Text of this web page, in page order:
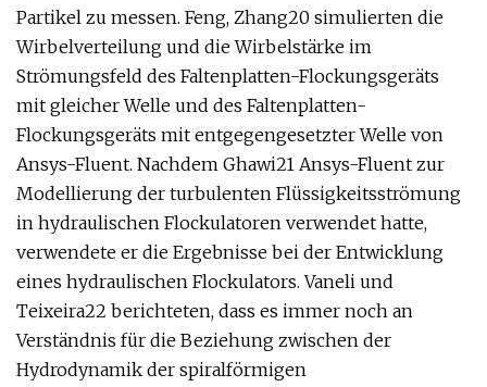
Partikel zu messen. Feng, Zhang20 simulierten die
Wirbelverteilung und die Wirbelstärke im
Strömungsfeld des Faltenplatten-Flockungsgeräts
mit gleicher Welle und des Faltenplatten-
Flockungsgeräts mit entgegengesetzter Welle von
Ansys-Fluent. Nachdem Ghawi21 Ansys-Fluent zur
Modellierung der turbulenten Flüssigkeitsströmung
in hydraulischen Flockulatoren verwendet hatte,
verwendete er die Ergebnisse bei der Entwicklung
eines hydraulischen Flockulators. Vaneli und
Teixeira22 berichteten, dass es immer noch an
Verständnis für die Beziehung zwischen der
Hydrodynamik der spiralförmigen